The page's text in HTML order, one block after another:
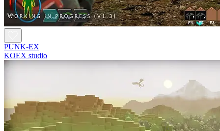
PUNK-EX
KOEX studio